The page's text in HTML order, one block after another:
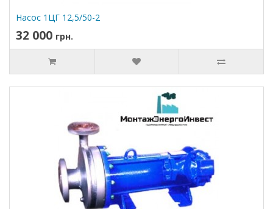
Насос 1ЦГ 12,5/50-2
32 000 грн.